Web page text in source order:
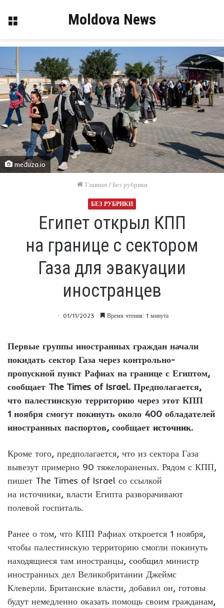
Меню Moldova News
meduza.io
Главная / Без рубрики
БЕЗ РУБРИКИ
Египет открыл КПП
на границе с сектором
Газа для эвакуации
иностранцев
01/11/2023 Время чтения: 1 минута
Первые группы иностранных граждан начали
покидать сектор Газа через контрольно-
пропускной пункт Рафиах на границе с Египтом,
сообщает The Times of Israel. Предполагается,
что палестинскую территорию через этот КПП
1 ноября смогут покинуть около 400 обладателей
иностранных паспортов, сообщает источник.
Кроме того, предполагается, что из сектора Газа
вывезут примерно 90 тяжелораненых. Рядом с КПП,
пишет The Times of Israel со ссылкой
на источники, власти Египта разворачивают
полевой госпиталь.
Ранее о том, что КПП Рафиах откроется 1 ноября,
чтобы палестинскую территорию смогли покинуть
находящиеся там иностранцы, сообщил министр
иностранных дел Великобритании Джеймс
Клеверли. Британские власти, добавил он, готовы
будут немедленно оказать помощь своим гражданам,